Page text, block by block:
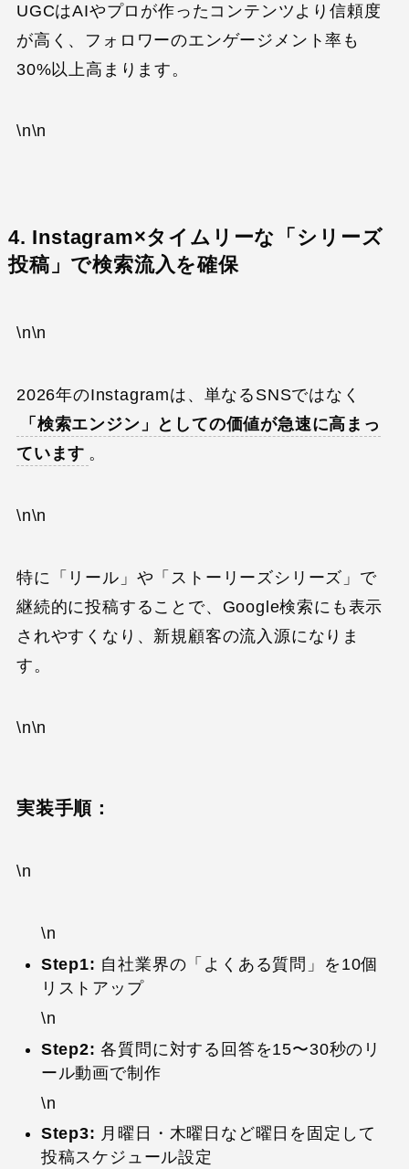
UGCはAIやプロが作ったコンテンツより信頼度
が高く、フォロワーのエンゲージメント率も
30%以上高まります。
\n\n
4. Instagram×タイムリーな「シリーズ
投稿」で検索流入を確保
\n\n
2026年のInstagramは、単なるSNSではなく
「検索エンジン」としての価値が急速に高まっ
ています 。
\n\n
特に「リール」や「ストーリーズシリーズ」で
継続的に投稿することで、Google検索にも表示
されやすくなり、新規顧客の流入源になりま
す。
\n\n
実装手順：
\n
\n
Step1: 自社業界の「よくある質問」を10個
リストアップ
\n
Step2: 各質問に対する回答を15〜30秒のリ
ール動画で制作
\n
Step3: 月曜日・木曜日など曜日を固定して
投稿スケジュール設定